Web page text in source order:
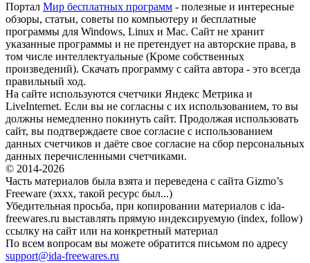
Портал Мир бесплатных программ - полезные и интересные
обзоры, статьи, советы по компьютеру и бесплатные
программы для Windows, Linux и Mac. Сайт не хранит
указанные программы и не претендует на авторские права, в
том числе интеллектуальные (Кроме собственных
произведений). Скачать программу с сайта автора - это всегда
правильный ход.
На сайте используются счетчики Яндекс Метрика и
LiveInternet. Если вы не согласны с их использованием, то вы
должны немедленно покинуть сайт. Продолжая использовать
сайт, вы подтверждаете свое согласие с использованием
данных счетчиков и даёте свое согласие на сбор персональных
данных перечисленными счетчиками.
© 2014-2026
Часть материалов была взята и переведена с сайта Gizmo’s
Freeware (эххх, такой ресурс был...)
Убедительная просьба, при копировании материалов с ida-
freewares.ru выставлять прямую индексируемую (index, follow)
ссылку на сайт или на конкретный материал
По всем вопросам вы можете обратится письмом по адресу
support@ida-freewares.ru